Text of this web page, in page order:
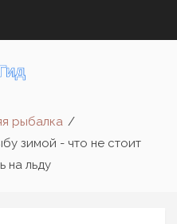
рыбалка
зимой - что не стоит
на льду